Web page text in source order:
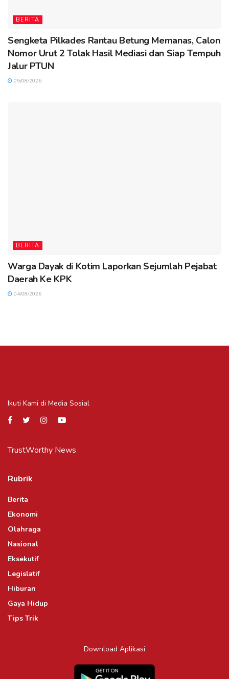
BERITA
Sengketa Pilkades Rantau Betung Memanas, Calon
Nomor Urut 2 Tolak Hasil Mediasi dan Siap Tempuh
Jalur PTUN
05/08/2026
BERITA
Warga Dayak di Kotim Laporkan Sejumlah Pejabat
Daerah Ke KPK
04/08/2026
Ikuti Kami di Media Sosial
TrustWorthy News
Rubrik
Berita
Ekonomi
Olahraga
Nasional
Eksekutif
Legislatif
Hiburan
Gaya Hidup
Tips Trik
Download Aplikasi